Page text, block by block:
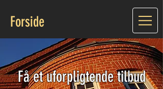
Forside
Få et uforpligtende tilbud